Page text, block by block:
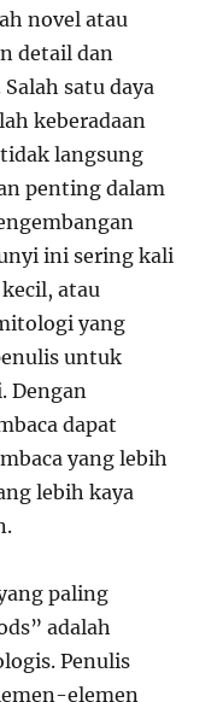
novel atau
detail dan
satu daya
keberadaan
langsung
penting dalam
ini sering kali
atau
yang
untuk
Dengan
dapat
yang lebih
lebih kaya
paling
adalah
Penulis
elemen